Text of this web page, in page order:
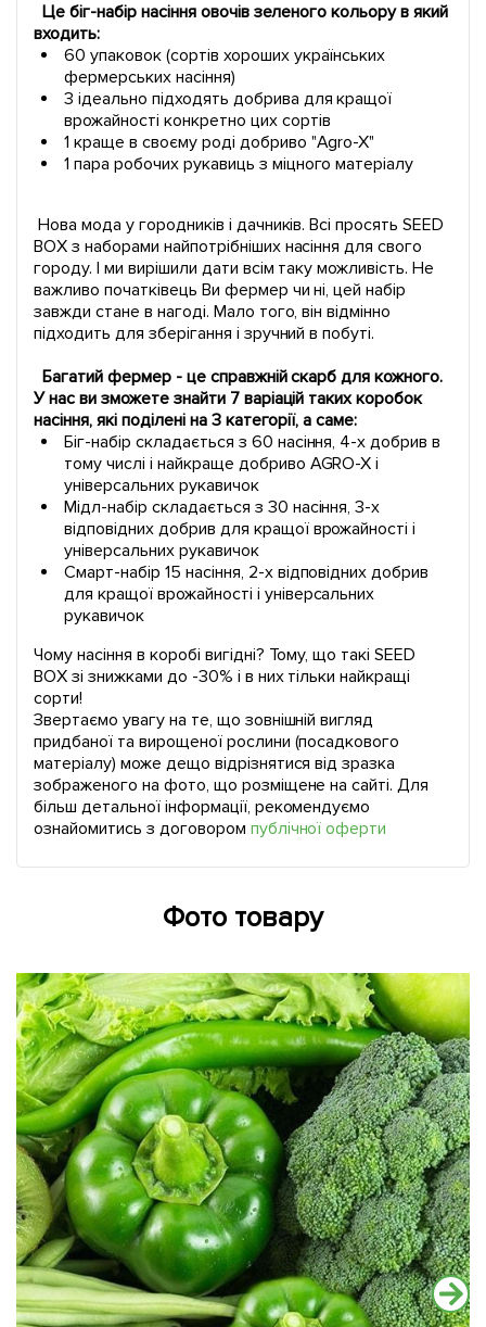
Це біг-набір насіння овочів зеленого кольору в який
входить:
60 упаковок (сортів хороших українських
фермерських насіння)
3 ідеально підходять добрива для кращої
врожайності конкретно цих сортів
1 краще в своєму роді добриво "Agro-X"
1 пара робочих рукавиць з міцного матеріалу
Нова мода у городників і дачників. Всі просять SEED
BOX з наборами найпотрібніших насіння для свого
городу. І ми вирішили дати всім таку можливість. Не
важливо початківець Ви фермер чи ні, цей набір
завжди стане в нагоді. Мало того, він відмінно
підходить для зберігання і зручний в побуті.
Багатий фермер - це справжній скарб для кожного.
У нас ви зможете знайти 7 варіацій таких коробок
насіння, які поділені на 3 категорії, а саме:
Біг-набір складається з 60 насіння, 4-х добрив в
тому числі і найкраще добриво AGRO-X і
універсальних рукавичок
Мідл-набір складається з 30 насіння, 3-х
відповідних добрив для кращої врожайності і
універсальних рукавичок
Смарт-набір 15 насіння, 2-х відповідних добрив
для кращої врожайності і універсальних
рукавичок
Чому насіння в коробі вигідні? Тому, що такі SEED
BOX зі знижками до -30% і в них тільки найкращі
сорти!
Звертаємо увагу на те, що зовнішній вигляд
придбаної та вирощеної рослини (посадкового
матеріалу) може дещо відрізнятися від зразка
зображеного на фото, що розміщене на сайті. Для
більш детальної інформації, рекомендуємо
ознайомитись з договором публічної оферти
Фото товару